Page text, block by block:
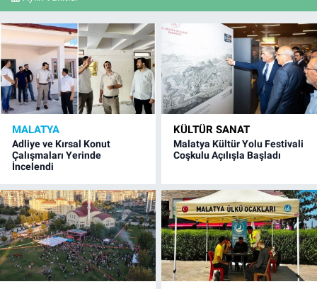
MALATYA
Adliye ve Kırsal Konut
Çalışmaları Yerinde
İncelendi
KÜLTÜR SANAT
Malatya Kültür Yolu Festivali
Coşkulu Açılışla Başladı